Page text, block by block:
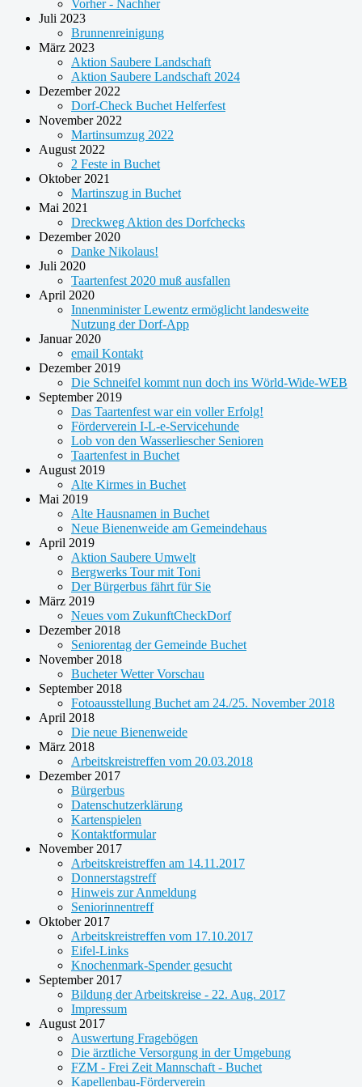
Vorher - Nachher
Juli 2023
Brunnenreinigung
März 2023
Aktion Saubere Landschaft
Aktion Saubere Landschaft 2024
Dezember 2022
Dorf-Check Buchet Helferfest
November 2022
Martinsumzug 2022
August 2022
2 Feste in Buchet
Oktober 2021
Martinszug in Buchet
Mai 2021
Dreckweg Aktion des Dorfchecks
Dezember 2020
Danke Nikolaus!
Juli 2020
Taartenfest 2020 muß ausfallen
April 2020
Innenminister Lewentz ermöglicht landesweite
Nutzung der Dorf-App
Januar 2020
email Kontakt
Dezember 2019
Die Schneifel kommt nun doch ins Wörld-Wide-WEB
September 2019
Das Taartenfest war ein voller Erfolg!
Förderverein I-L-e-Servicehunde
Lob von den Wasserliescher Senioren
Taartenfest in Buchet
August 2019
Alte Kirmes in Buchet
Mai 2019
Alte Hausnamen in Buchet
Neue Bienenweide am Gemeindehaus
April 2019
Aktion Saubere Umwelt
Bergwerks Tour mit Toni
Der Bürgerbus fährt für Sie
März 2019
Neues vom ZukunftCheckDorf
Dezember 2018
Seniorentag der Gemeinde Buchet
November 2018
Bucheter Wetter Vorschau
September 2018
Fotoausstellung Buchet am 24./25. November 2018
April 2018
Die neue Bienenweide
März 2018
Arbeitskreistreffen vom 20.03.2018
Dezember 2017
Bürgerbus
Datenschutzerklärung
Kartenspielen
Kontaktformular
November 2017
Arbeitskreistreffen am 14.11.2017
Donnerstagstreff
Hinweis zur Anmeldung
Seniorinnentreff
Oktober 2017
Arbeitskreistreffen vom 17.10.2017
Eifel-Links
Knochenmark-Spender gesucht
September 2017
Bildung der Arbeitskreise - 22. Aug. 2017
Impressum
August 2017
Auswertung Fragebögen
Die ärztliche Versorgung in der Umgebung
FZM - Frei Zeit Mannschaft - Buchet
Kapellenbau-Förderverein